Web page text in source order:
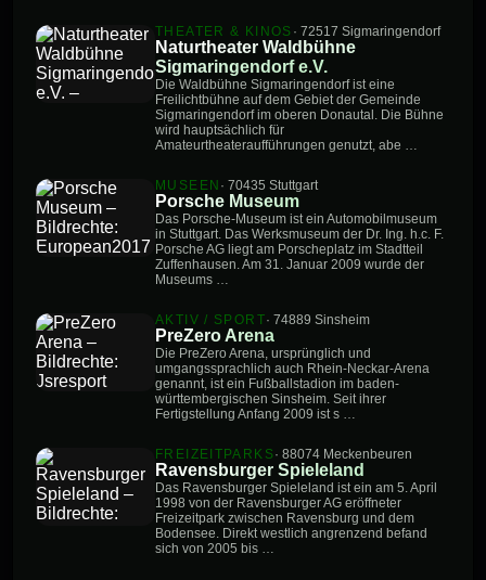
THEATER & KINOS · 72517 Sigmaringendorf
Naturtheater Waldbühne
Sigmaringendorf e.V.
Die Waldbühne Sigmaringendorf ist eine
Freilichtbühne auf dem Gebiet der Gemeinde
Sigmaringendorf im oberen Donautal. Die Bühne
wird hauptsächlich für
Amateurtheateraufführungen genutzt, abe …
MUSEEN · 70435 Stuttgart
Porsche Museum
Das Porsche-Museum ist ein Automobilmuseum
in Stuttgart. Das Werksmuseum der Dr. Ing. h.c. F.
Porsche AG liegt am Porscheplatz im Stadtteil
Zuffenhausen. Am 31. Januar 2009 wurde der
Museums …
AKTIV / SPORT· 74889 Sinsheim
PreZero Arena
Die PreZero Arena, ursprünglich und
umgangssprachlich auch Rhein-Neckar-Arena
genannt, ist ein Fußballstadion im baden-
württembergischen Sinsheim. Seit ihrer
Fertigstellung Anfang 2009 ist s …
FREIZEITPARKS· 88074 Meckenbeuren
Ravensburger Spieleland
Das Ravensburger Spieleland ist ein am 5. April
1998 von der Ravensburger AG eröffneter
Freizeitpark zwischen Ravensburg und dem
Bodensee. Direkt westlich angrenzend befand
sich von 2005 bis …